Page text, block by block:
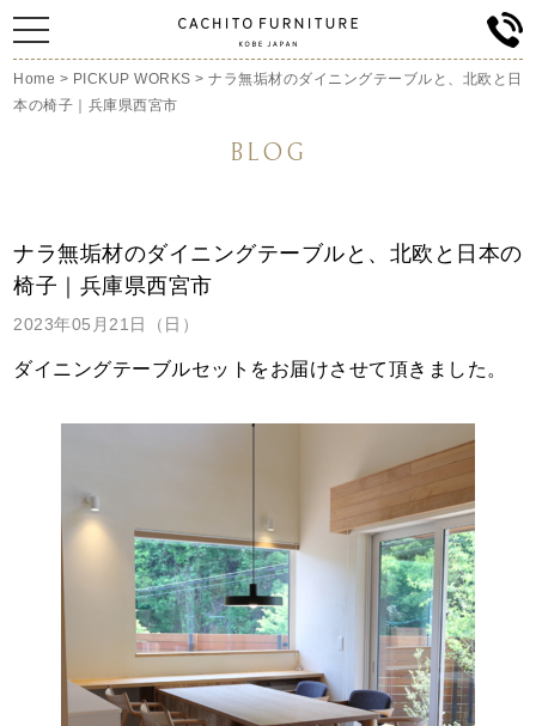
Home > PICKUP WORKS >ナラ無垢材のダイニングテーブルと、北欧と日
本の椅子｜兵庫県西宮市
BLOG
ナラ無垢材のダイニングテーブルと、北欧と日本の
椅子｜兵庫県西宮市
2023年05月21日（日）
ダイニングテーブルセットをお届けさせて頂きました。